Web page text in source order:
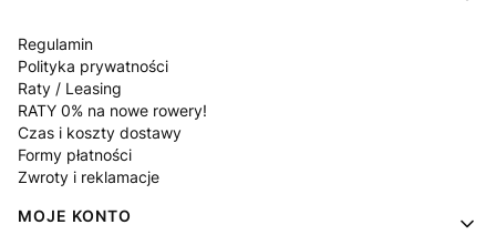
Regulamin
Polityka prywatności
Raty / Leasing
RATY 0% na nowe rowery!
Czas i koszty dostawy
Formy płatności
Zwroty i reklamacje
MOJE KONTO